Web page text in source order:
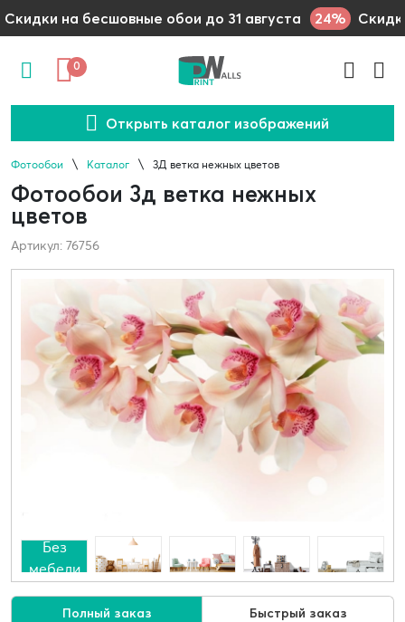
Скидки на бесшовные обои до 31 августа 24%
0
Открыть каталог изображений
Фотообои Каталог 3Д ветка нежных цветов
Фотообои 3д ветка нежных
цветов
Артикул: 76756
Без
мебели
Полный заказ Быстрый заказ